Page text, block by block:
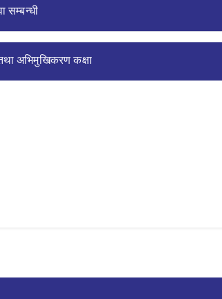
सम्बन्धी
अभिमुखिकरण कक्षा